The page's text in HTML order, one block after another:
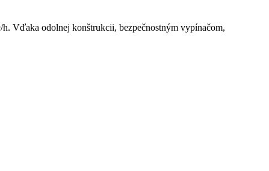
Vďaka odolnej konštrukcii, bezpečnostným vypínačom,